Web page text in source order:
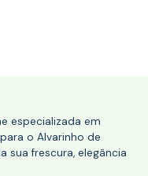
especializada em
o Alvarinho de
sua frescura, elegância